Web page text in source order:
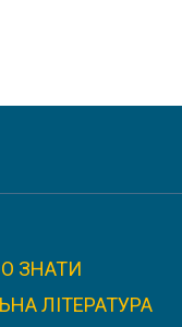
ЗНАТИ
ЛІТЕРАТУРА